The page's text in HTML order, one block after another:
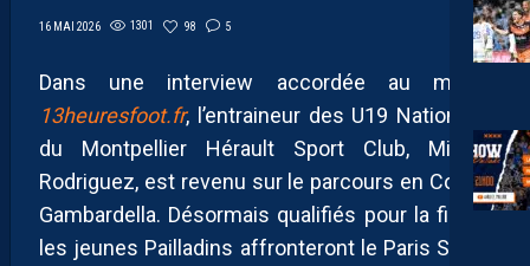
16 MAI 2026 1301 98 5
Dans une interview accordée au média
13heuresfoot.fr, l’entraineur des U19 Nationaux
du Montpellier Hérault Sport Club, Michel
Rodriguez, est revenu sur le parcours en Coupe
Gambardella. Désormais qualifiés pour la finale,
les jeunes Pailladins affronteront le Paris Saint-